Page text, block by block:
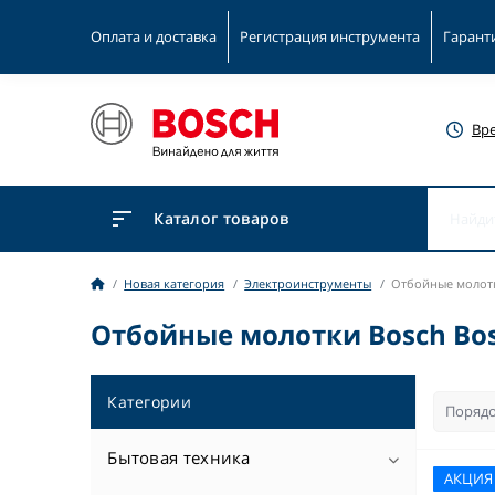
Оплата и доставка Регистрация инструмента
Каталог товаров
Новая категория Электроинструменты Отбойные
Отбойные молотки Bosch
Категории
Бытовая техника
АКЦИЯ